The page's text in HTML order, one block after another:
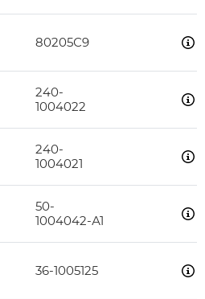
80205С9
240-
1004022
240-
1004021
50-
1004042-А1
36-1005125